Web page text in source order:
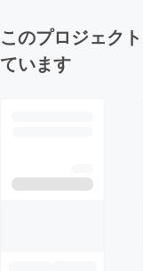
このプロジェク
ています